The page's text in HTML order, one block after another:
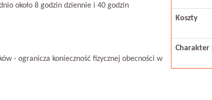
Koszty
Charakter
około 8 godzin dziennie i 40 godzin
- ogranicza konieczność fizycznej obecności w